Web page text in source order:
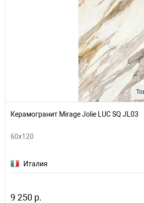
Керамогранит Mirage Jolie LUC SQ JL03
60x120
Италия
9 250 р.